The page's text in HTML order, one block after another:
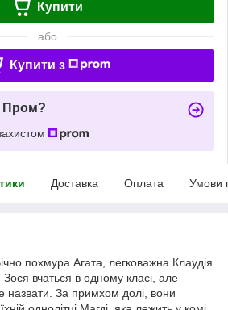
Купити
або
Купити з
Пром?
Доставка Оплата Умови
похмура Агата, легковажна Клаудія
вчаться в одному класі, але
назвати. За примхом долі, вони